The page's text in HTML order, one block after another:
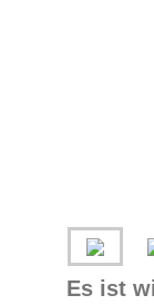
Es ist